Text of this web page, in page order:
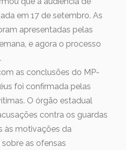
em 17 de setembro. As
apresentadas pelas
e agora o processo
as conclusões do MP-
foi confirmada pelas
O órgão estadual
contra os guardas
às motivações da
as ofensas